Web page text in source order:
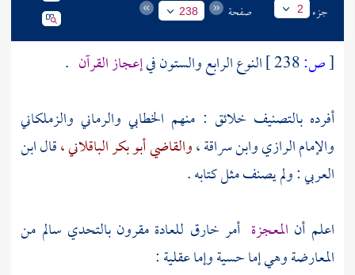
جزء 2 صفحة 238
[ص: النوع الرابع والستون فيإعجاز القرآن .
أفرده بالتصنيف خلائق : منهم الخطابي والرماني والزملكاني
والإمام الرازيوابن سراقة ،والقاضي أبو بكر الباقلاني ،قالابن
العربي: ولم يصنف مثل كتابه .
اعلم أن المعجزة أمر خارق للعادة مقرون بالتحدي سالم من
المعارضة وهي إما حسية وإما عقلية :